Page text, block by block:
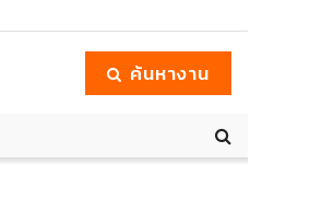
ค้นหางาน